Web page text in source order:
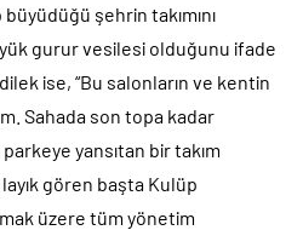
şehrin takımını
gurur vesilesi olduğunu ifade
ise, “Bu salonların ve kentin
Sahada son topa kadar
yansıtan bir takım
gören başta Kulüp
üzere tüm yönetim